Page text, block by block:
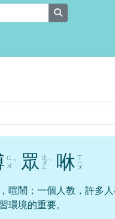
月眉國民小
ㄈ
ㄨ ˋ 眾 ㄓ
ㄨ
ㄥ
ˋ 咻 ㄒ
ㄧ
ㄡ
喧鬧；一個人教，許多
環境的重要。